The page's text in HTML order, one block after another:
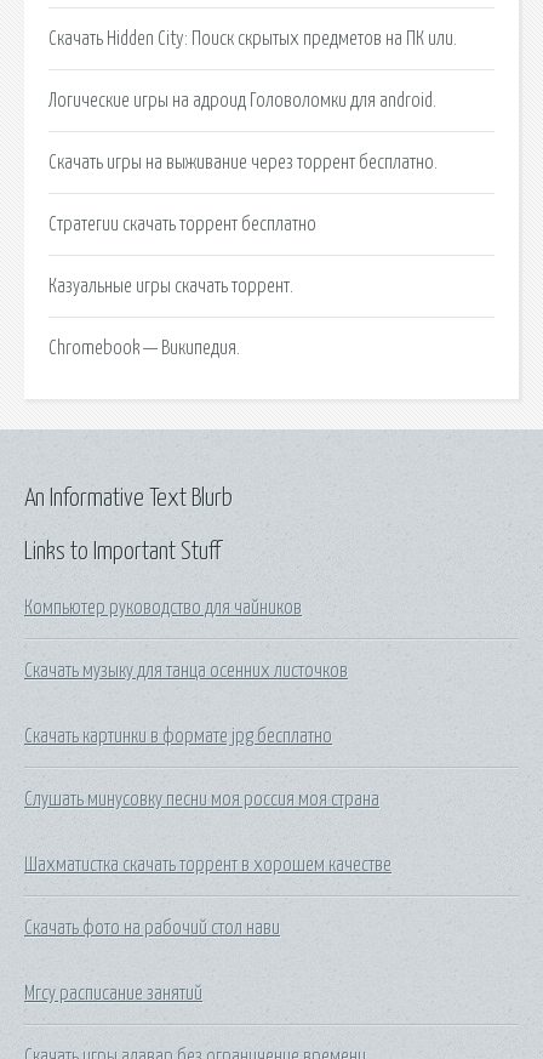
Скачать Hidden City: Поиск скрытых предметов на ПК или.
Логические игры на адроид Головоломки для android.
Скачать игры на выживание через торрент бесплатно.
Стратегии скачать торрент бесплатно
Казуальные игры скачать торрент.
Chromebook — Википедия.
Links to Important Stuff
Компьютер руководство для чайников
Скачать музыку для танца осенних листочков
Скачать картинки в формате jpg бесплатно
Слушать минусовку песни моя россия моя страна
Шахматистка скачать торрент в хорошем качестве
Скачать фото на рабочий стол нави
Мгсу расписание занятий
An Informative Text Blurb